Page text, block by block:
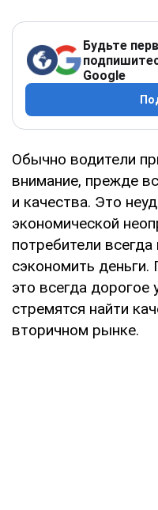
Будьте
Google
Обычно водители
внимание, прежде
и качества. Это
экономической
потребители
сэкономить
это всегда дорогое
стремятся найти
вторичном рынке.